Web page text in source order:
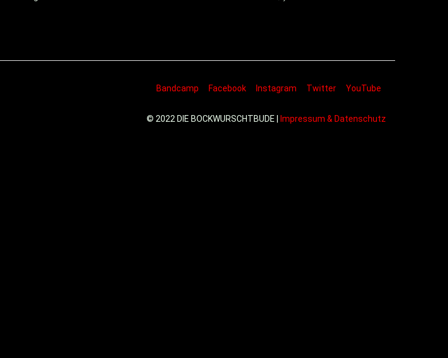
Bandcamp Facebook Instagram Twitter YouTube
© 2022 DIE BOCKWURSCHTBUDE | Impressum & Datenschutz